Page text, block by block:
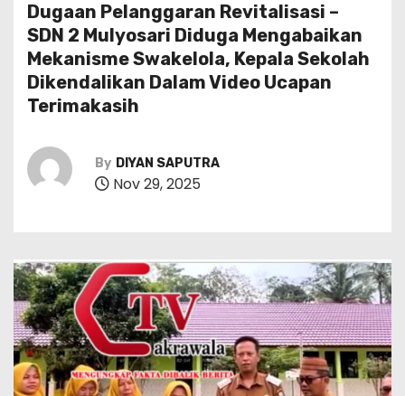
Dugaan Pelanggaran Revitalisasi –
SDN 2 Mulyosari Diduga Mengabaikan
Mekanisme Swakelola, Kepala Sekolah
Dikendalikan Dalam Video Ucapan
Terimakasih
By DIYAN SAPUTRA
Nov 29, 2025